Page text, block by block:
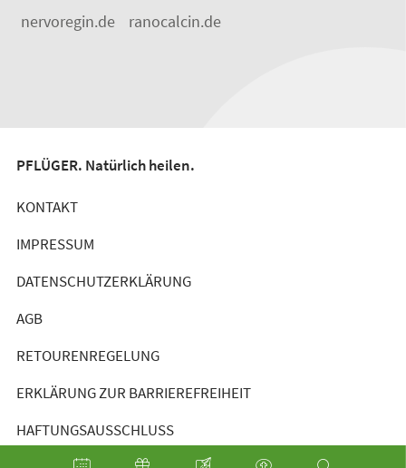
nervoregin.de
ranocalcin.de
PFLÜGER. Natürlich heilen.
KONTAKT
IMPRESSUM
DATENSCHUTZERKLÄRUNG
AGB
RETOURENREGELUNG
ERKLÄRUNG ZUR BARRIEREFREIHEIT
HAFTUNGSAUSSCHLUSS